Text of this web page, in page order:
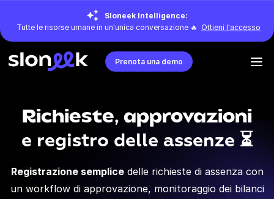
Sloneek Intelligence:
Tutte le risorse umane in un'unica conversazione 🔥 Ottieni l'accesso
Prenota una demo
Richieste, approvazioni
e registro delle assenze ⏳
Registrazione semplicedelle richieste di assenzacon
un workflow di approvazione, monitoraggio dei bilanci